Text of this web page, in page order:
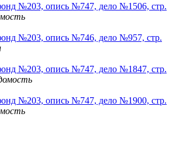
№203, опись №747, дело №1506, стр.
№203, опись №746, дело №957, стр.
№203, опись №747, дело №1847, стр.
№203, опись №747, дело №1900, стр.